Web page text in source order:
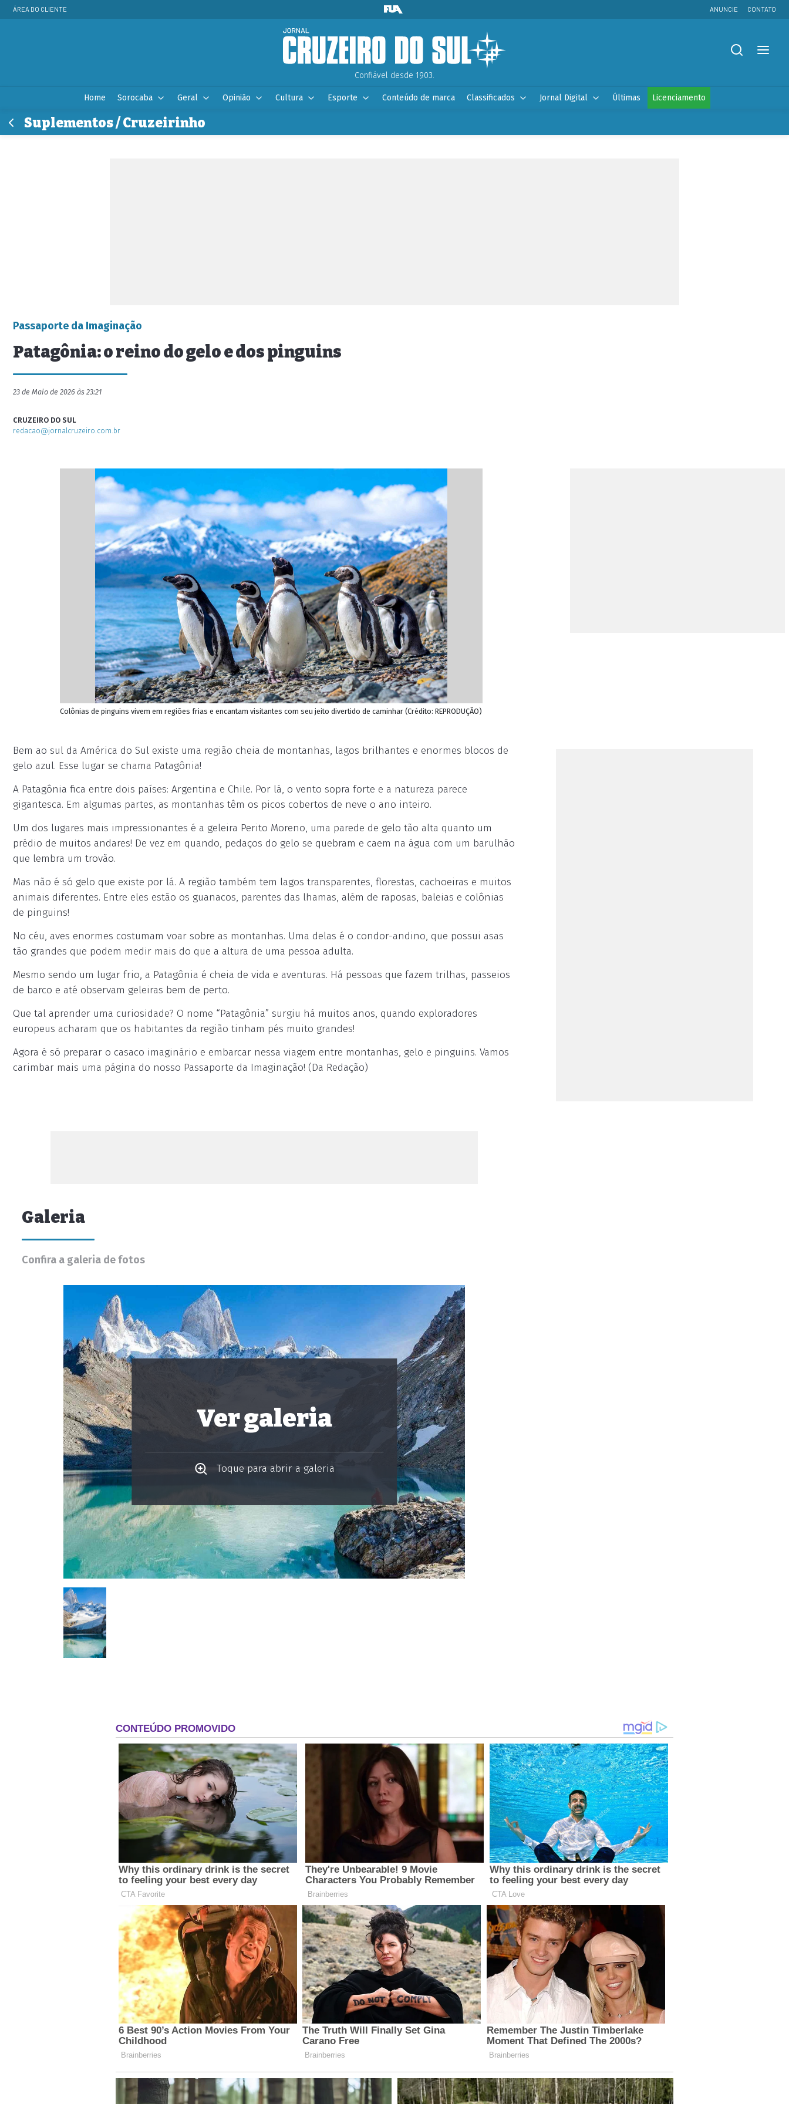
ÁREA DO CLIENTE ANUNCIE CONTATO
Confiável desde 1903.
Home Sorocaba Geral Opinião Cultura Esporte Conteúdo de marca Classificados Jornal Digital Últimas Licenciamento
Suplementos / Cruzeirinho
Passaporte da Imaginação
Patagônia: o reino do gelo e dos pinguins
23 de Maio de 2026 às 23:21
CRUZEIRO DO SUL
redacao@jornalcruzeiro.com.br
Colônias de pinguins vivem em regiões frias e encantam visitantes com seu jeito divertido de caminhar (Crédito: REPRODUÇÃO)
Bem ao sul da América do Sul existe uma região cheia de montanhas, lagos brilhantes e enormes blocos de
gelo azul. Esse lugar se chama Patagônia!
A Patagônia fica entre dois países: Argentina e Chile. Por lá, o vento sopra forte e a natureza parece
gigantesca. Em algumas partes, as montanhas têm os picos cobertos de neve o ano inteiro.
Um dos lugares mais impressionantes é a geleira Perito Moreno, uma parede de gelo tão alta quanto um
prédio de muitos andares! De vez em quando, pedaços do gelo se quebram e caem na água com um barulhão
que lembra um trovão.
Mas não é só gelo que existe por lá. A região também tem lagos transparentes, florestas, cachoeiras e muitos
animais diferentes. Entre eles estão os guanacos, parentes das lhamas, além de raposas, baleias e colônias
de pinguins!
No céu, aves enormes costumam voar sobre as montanhas. Uma delas é o condor-andino, que possui asas
tão grandes que podem medir mais do que a altura de uma pessoa adulta.
Mesmo sendo um lugar frio, a Patagônia é cheia de vida e aventuras. Há pessoas que fazem trilhas, passeios
de barco e até observam geleiras bem de perto.
Que tal aprender uma curiosidade? O nome “Patagônia” surgiu há muitos anos, quando exploradores
europeus acharam que os habitantes da região tinham pés muito grandes!
Agora é só preparar o casaco imaginário e embarcar nessa viagem entre montanhas, gelo e pinguins. Vamos
carimbar mais uma página do nosso Passaporte da Imaginação! (Da Redação)
Galeria
Confira a galeria de fotos
Ver galeria
Toque para abrir a galeria